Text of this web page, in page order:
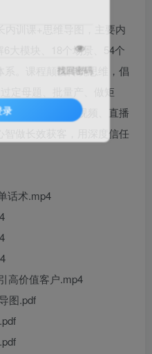
内训课+思维导图，主要内
大模块、18个场景、54个
。课程颠覆传统思维，倡
定母题、批量产、做矩
授小红书、短视频、直播
做长效获客，用深度信任
话术.mp4
高价值客户.mp4
图.pdf
找回密码
录